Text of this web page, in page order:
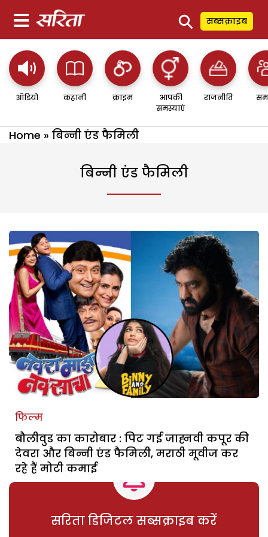
⚲ सब्सक्राइब
ऑडियो कहानी क्राइम
आपकी
समस्याएं
राजनीति
Home » बिन्नी एंड फैमिली
बिन्नी एंड फैमिली
फिल्म
बौलीवुड का कारोबार : पिट गई जाह्नवी कपूर की
देवरा और बिन्नी एंड फैमिली, मराठी मूवीज कर
रहे हैं मोटी कमाई
सरिता डिजिटल सब्सक्राइब करें